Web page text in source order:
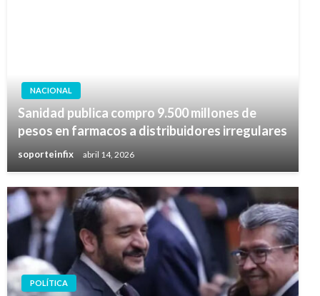
NACIONAL
Sanidad publica compro 9.500 millones de
pesos en farmacos a distribuidores irregulares
soporteinfix abril 14, 2026
POLÍTICA